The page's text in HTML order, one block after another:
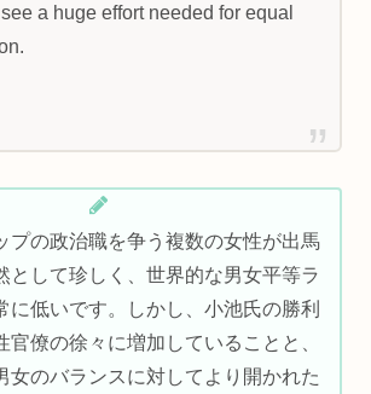
a huge effort needed for equal
プの政治職を争う複数の女性が出馬
として珍しく、世界的な男女平等ラ
に低いです。しかし、小池氏の勝利
官僚の徐々に増加していることと、
女のバランスに対してより開かれた